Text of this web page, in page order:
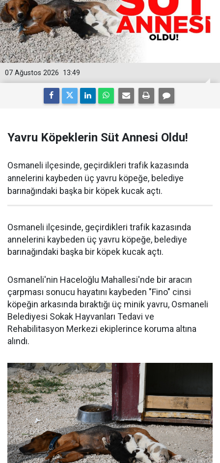
13:49
07 Ağustos 2026
Yavru Köpeklerin Süt Annesi Oldu!
Osmaneli ilçesinde, geçirdikleri trafik kazasında
annelerini kaybeden üç yavru köpeğe, belediye
barınağındaki başka bir köpek kucak açtı.
Osmaneli ilçesinde, geçirdikleri trafik kazasında
annelerini kaybeden üç yavru köpeğe, belediye
barınağındaki başka bir köpek kucak açtı.
Osmaneli'nin Haceloğlu Mahallesi'nde bir aracın
çarpması sonucu hayatını kaybeden "Fino" cinsi
köpeğin arkasında bıraktığı üç minik yavru, Osmaneli
Belediyesi Sokak Hayvanları Tedavi ve
Rehabilitasyon Merkezi ekiplerince koruma altına
alındı.